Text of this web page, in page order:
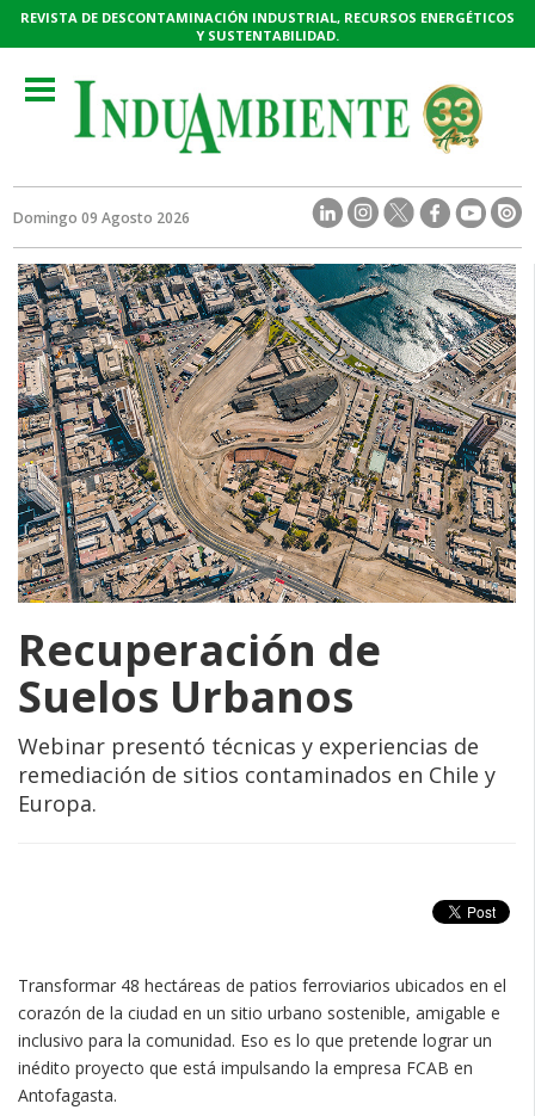
REVISTA DE DESCONTAMINACIÓN INDUSTRIAL, RECURSOS ENERGÉTICOS
Y SUSTENTABILIDAD.
Toggle
navigation
Domingo 09 Agosto 2026
Recuperación de
Suelos Urbanos
Webinar presentó técnicas y experiencias de
remediación de sitios contaminados en Chile y
Europa.
Transformar 48 hectáreas de patios ferroviarios ubicados en el
corazón de la ciudad en un sitio urbano sostenible, amigable e
inclusivo para la comunidad. Eso es lo que pretende lograr un
inédito proyecto que está impulsando la empresa FCAB en
Antofagasta.